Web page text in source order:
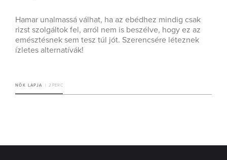
Hamar unalmassá válhat, ha az ebédhez mindig csak
rizst szolgáltok fel, arról nem is beszélve, hogy ez az
emésztésnek sem tesz túl jót. Szerencsére léteznek
ízletes alternatívák!
NŐK LAPJA 2 PERC